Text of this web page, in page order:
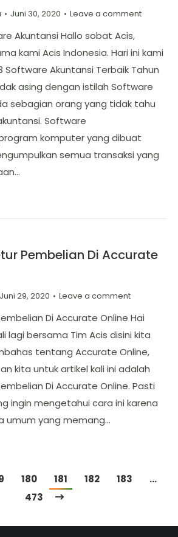
Juni 30, 2020 Leave a comment
Akuntansi Hallo sobat Acis,
kami Acis Indonesia. Hari ini kami
Akuntansi Terbaik Tahun
asing dengan istilah Software
sebagian orang yang tidak tahu
Software
komputer yang dibuat
semua transaksi yang
Pembelian Di Accurate
Juni 29, 2020 Leave a comment
Di Accurate Online Hai
lagi bersama Tim Acis disini kita
tentang Accurate Online,
kita untuk artikel kali ini adalah
Di Accurate Online. Pasti
ingin mengetahui cara ini karena
umum yang memang…
180 181 182 183
…
473